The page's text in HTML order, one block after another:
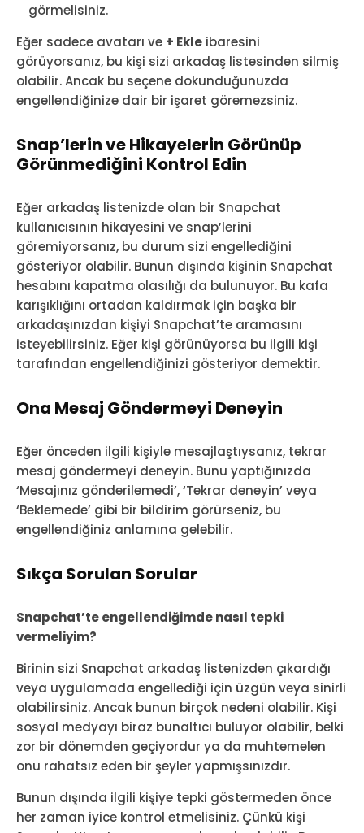
görmelisiniz.
Eğer sadece avatarı ve + Ekle ibaresini
görüyorsanız, bu kişi sizi arkadaş listesinden silmiş
olabilir. Ancak bu seçene dokunduğunuzda
engellendiğinize dair bir işaret göremezsiniz.
Snap’lerin ve Hikayelerin Görünüp
Görünmediğini Kontrol Edin
Eğer arkadaş listenizde olan bir Snapchat
kullanıcısının hikayesini ve snap’lerini
göremiyorsanız, bu durum sizi engellediğini
gösteriyor olabilir. Bunun dışında kişinin Snapchat
hesabını kapatma olasılığı da bulunuyor. Bu kafa
karışıklığını ortadan kaldırmak için başka bir
arkadaşınızdan kişiyi Snapchat’te aramasını
isteyebilirsiniz. Eğer kişi görünüyorsa bu ilgili kişi
tarafından engellendiğinizi gösteriyor demektir.
Ona Mesaj Göndermeyi Deneyin
Eğer önceden ilgili kişiyle mesajlaştıysanız, tekrar
mesaj göndermeyi deneyin. Bunu yaptığınızda
‘Mesajınız gönderilemedi’, ‘Tekrar deneyin’ veya
‘Beklemede’ gibi bir bildirim görürseniz, bu
engellendiğiniz anlamına gelebilir.
Sıkça Sorulan Sorular
Snapchat’te engellendiğimde nasıl tepki
vermeliyim?
Birinin sizi Snapchat arkadaş listenizden çıkardığı
veya uygulamada engellediği için üzgün veya sinirli
olabilirsiniz. Ancak bunun birçok nedeni olabilir. Kişi
sosyal medyayı biraz bunaltıcı buluyor olabilir, belki
zor bir dönemden geçiyordur ya da muhtemelen
onu rahatsız eden bir şeyler yapmışsınızdır.
Bunun dışında ilgili kişiye tepki göstermeden önce
her zaman iyice kontrol etmelisiniz. Çünkü kişi